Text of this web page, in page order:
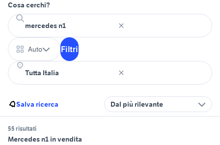
Cosa cerchi?
Auto Filtri
Salva ricerca Dal più rilevante
55 risultati
Mercedes n1 in vendita